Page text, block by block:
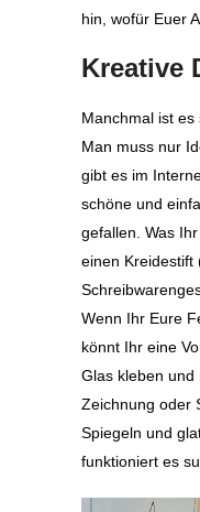
hin, wofür Euer
Kreative
Manchmal ist es
Man muss nur
gibt es im
schöne und
gefallen. Was
einen Kreidestift
Wenn Ihr Eure
könnt Ihr eine
Glas kleben und
Zeichnung oder
Spiegeln und
funktioniert es